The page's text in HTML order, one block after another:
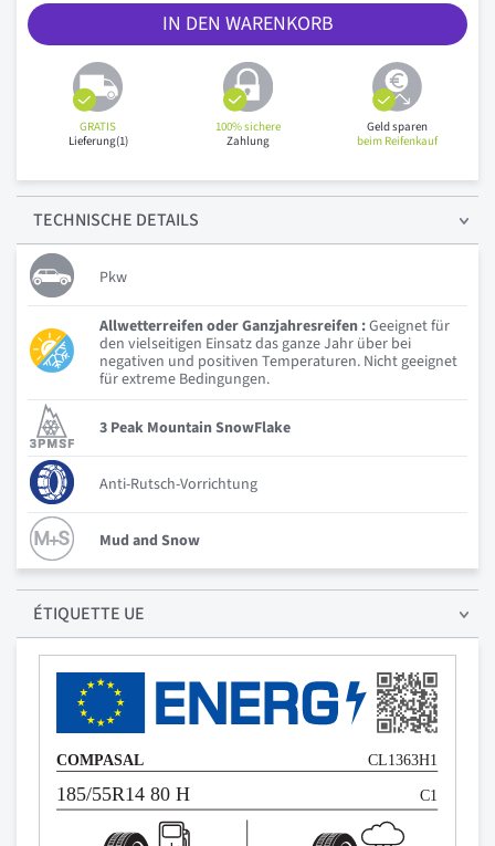
IN DEN WARENKORB
GRATIS
Lieferung(1)
100% sichere
Zahlung
Geld sparen
beim Reifenkauf
TECHNISCHE DETAILS
Pkw
Allwetterreifen oder Ganzjahresreifen :Geeignet für
den vielseitigen Einsatz das ganze Jahr über bei
negativen und positiven Temperaturen. Nicht geeignet
für extreme Bedingungen.
3 Peak Mountain SnowFlake
Anti-Rutsch-Vorrichtung
Mud and Snow
ÉTIQUETTE UE